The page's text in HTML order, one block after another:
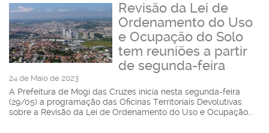
Revisão da Lei de
Ordenamento do Uso
e Ocupação do Solo
tem reuniões a partir
de segunda-feira
24 de Maio de 2023
A Prefeitura de Mogi das Cruzes inicia nesta segunda-feira
(29/05) a programação das Oficinas Territoriais Devolutivas
sobre a Revisão da Lei de Ordenamento do Uso e Ocupação...